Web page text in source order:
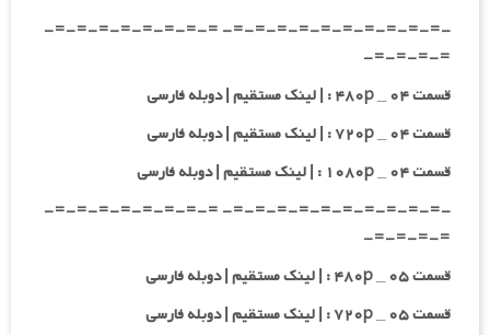
-=-=-=-=-=-=-=-=-=-=- =-=-=-=-=-=-=-=-
=-=-=-=-
قسمت ۰۴ _ ۴۸۰p : | لینک مستقیم | دوبله فارسی
قسمت ۰۴ _ ۷۲۰p : | لینک مستقیم | دوبله فارسی
قسمت ۰۴ _ ۱۰۸۰p : | لینک مستقیم | دوبله فارسی
-=-=-=-=-=-=-=-=-=-=- =-=-=-=-=-=-=-=-
=-=-=-=-
قسمت ۰۵ _ ۴۸۰p : | لینک مستقیم | دوبله فارسی
قسمت ۰۵ _ ۷۲۰p : | لینک مستقیم | دوبله فارسی